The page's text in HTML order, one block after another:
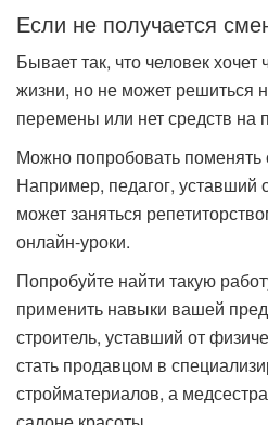
Если не получается
Бывает так, что человек хочет
жизни, но не может решиться
перемены или нет средств на
Можно попробовать поменять
Например, педагог, уставший
может заняться
онлайн-уроки.
Попробуйте найти такую
применить навыки вашей
строитель, уставший от
стать продавцом в
стройматериалов, а